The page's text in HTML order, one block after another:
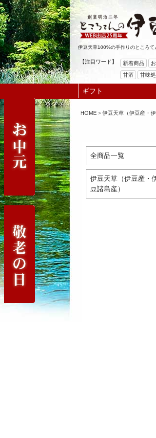
伊豆天草100%の手作りのところて
【注目ワード】 新着商品
甘酒
甘味
ギフト
HOME 伊豆天草（伊豆産・伊
全商品一覧
伊豆天草（伊豆産・
豆諸島産）